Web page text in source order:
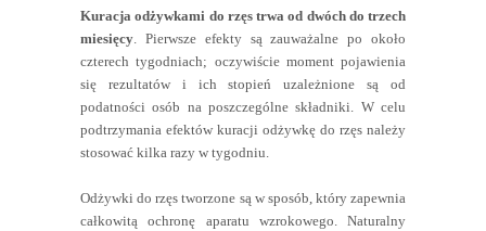
Kuracja odżywkami do rzęs trwa od dwóch do trzech
miesięcy. Pierwsze efekty są zauważalne po około
czterech tygodniach; oczywiście moment pojawienia
się rezultatów i ich stopień uzależnione są od
podatności osób na poszczególne składniki. W celu
podtrzymania efektów kuracji odżywkę do rzęs należy
stosować kilka razy w tygodniu.
Odżywki do rzęs tworzone są w sposób, który zapewnia
całkowitą ochronę aparatu wzrokowego. Naturalny